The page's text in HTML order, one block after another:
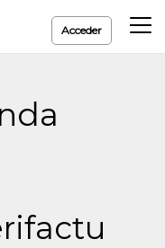
Acceder